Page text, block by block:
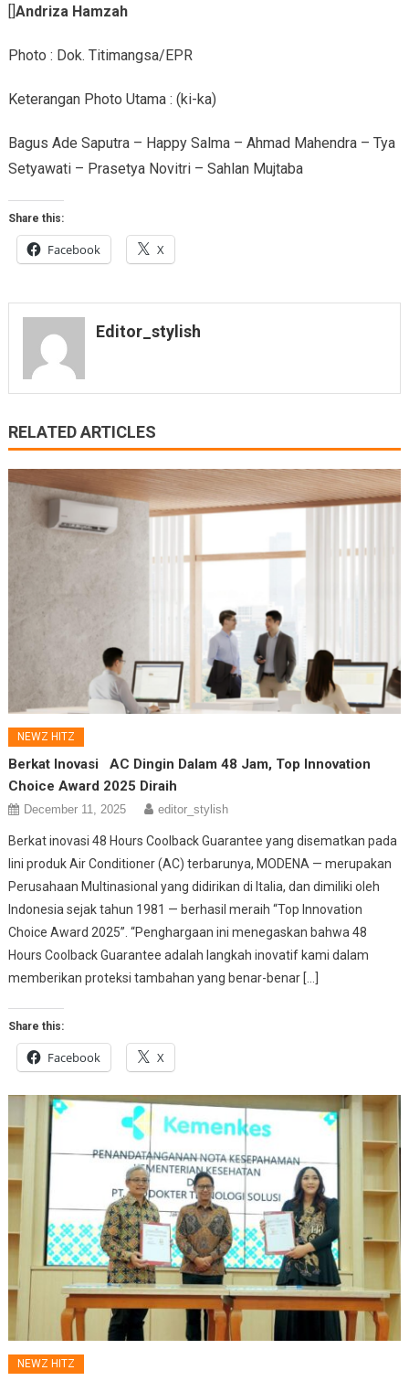
[]Andriza Hamzah
Photo : Dok. Titimangsa/EPR
Keterangan Photo Utama : (ki-ka)
Bagus Ade Saputra – Happy Salma – Ahmad Mahendra – Tya
Setyawati – Prasetya Novitri – Sahlan Mujtaba
Share this:
Facebook X
Editor_stylish
RELATED ARTICLES
NEWZ HITZ
Berkat Inovasi AC Dingin Dalam 48 Jam, Top Innovation
Choice Award 2025 Diraih
December 11, 2025 editor_stylish
Berkat inovasi 48 Hours Coolback Guarantee yang disematkan pada
lini produk Air Conditioner (AC) terbarunya, MODENA — merupakan
Perusahaan Multinasional yang didirikan di Italia, dan dimiliki oleh
Indonesia sejak tahun 1981 — berhasil meraih “Top Innovation
Choice Award 2025”. “Penghargaan ini menegaskan bahwa 48
Hours Coolback Guarantee adalah langkah inovatif kami dalam
memberikan proteksi tambahan yang benar-benar […]
Share this:
Facebook X
NEWZ HITZ